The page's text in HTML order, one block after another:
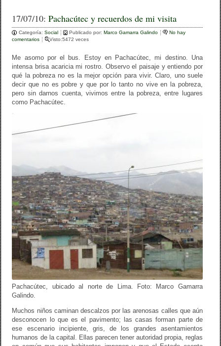
c
e
o
o
k
tt
er
m
p
ar
tir
17/07/10:Pachacútec y recuerdos de mi visita
Categoría:Social Publicado por:Marco Gamarra Galindo
No hay
comentarios
Visto:5472 veces
Me asomo por el bus. Estoy en Pachacútec, mi destino. Una
intensa brisa acaricia mi rostro. Observo el paisaje y entiendo por
qué la pobreza no es la mejor opción para vivir. Claro, uno suele
decir que no es pobre y que por lo tanto no vive en la pobreza,
pero sin darnos cuenta, vivimos entre la pobreza, entre lugares
como Pachacútec.
Pachacútec, ubicado al norte de Lima. Foto: Marco Gamarra
Galindo.
Muchos niños caminan descalzos por las arenosas calles que aún
desconocen lo que es el pavimento; las casas forman parte de
ese escenario incipiente, gris, de los grandes asentamientos
humanos de la capital. Ellas parecen tener autoridad propia, reglas